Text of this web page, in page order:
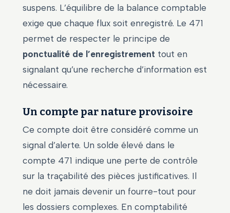
suspens. L’équilibre de la balance comptable
exige que chaque flux soit enregistré. Le 471
permet de respecter le principe de
ponctualité de l’enregistrement tout en
signalant qu’une recherche d’information est
nécessaire.
Un compte par nature provisoire
Ce compte doit être considéré comme un
signal d’alerte. Un solde élevé dans le
compte 471 indique une perte de contrôle
sur la traçabilité des pièces justificatives. Il
ne doit jamais devenir un fourre-tout pour
les dossiers complexes. En comptabilité